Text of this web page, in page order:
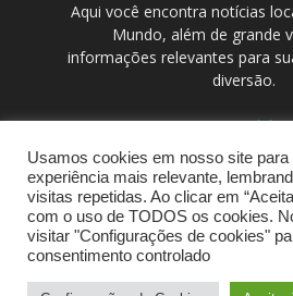
Aqui você encontra notícias
Mundo, além de grande
informações relevantes para
diversão.
Contato:
Usamos cookies em nosso site
experiência mais relevante,
visitas repetidas. Ao clicar em
com o uso de TODOS os cookies.
visitar "Configurações de cookies"
consentimento controlado